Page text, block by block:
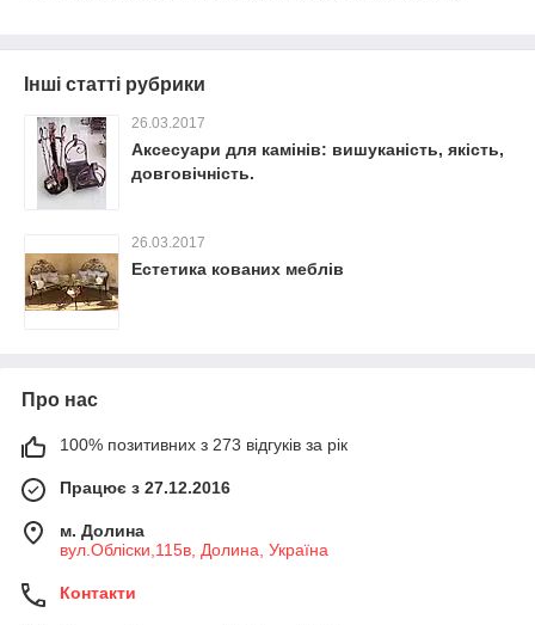
Інші статті рубрики
26.03.2017
Аксесуари для камінів: вишуканість, якість,
довговічність.
26.03.2017
Естетика кованих меблів
Про нас
100% позитивних з 273 відгуків за рік
Працює з 27.12.2016
м. Долина
вул.Обліски,115в, Долина, Україна
Контакти